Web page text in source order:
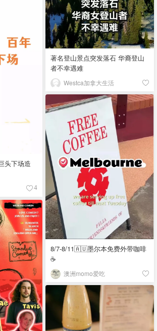
著名登山景点突发落石 华裔登山
者不幸遇难
Westca加拿大生活
头下场造
4
8/7-8/11🇦🇺墨尔本免费外带咖啡
☕
澳洲momo爱吃